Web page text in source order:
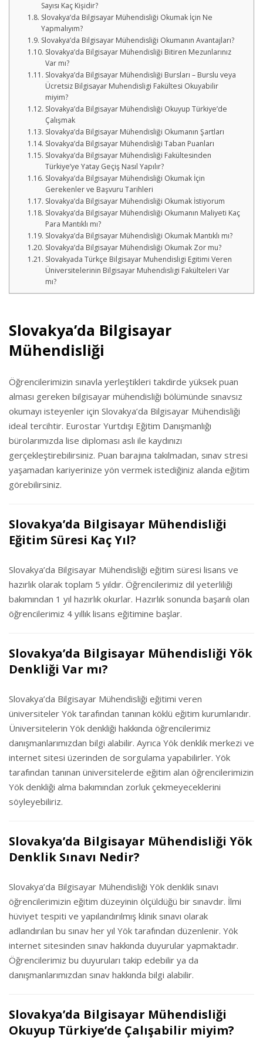
Sayısı Kaç Kişidir?
Slovakya’da Bilgisayar Mühendisliği Okumak İçin Ne
Yapmalıyım?
Slovakya’da Bilgisayar Mühendisliği Okumanın Avantajları?
Slovakya’da Bilgisayar Mühendisliği Bitiren Mezunlarınız
Var mı?
Slovakya’da Bilgisayar Mühendisliği Bursları – Burslu veya
Ücretsiz Bilgisayar Muhendisligi Fakültesi Okuyabilir
miyim?
Slovakya’da Bilgisayar Mühendisliği Okuyup Türkiye’de
Çalışmak
Slovakya’da Bilgisayar Mühendisliği Okumanın Şartları
Slovakya’da Bilgisayar Mühendisliği Taban Puanları
Slovakya’da Bilgisayar Mühendisliği Fakültesinden
Türkiye’ye Yatay Geçiş Nasıl Yapılır?
Slovakya’da Bilgisayar Mühendisliği Okumak İçin
Gerekenler ve Başvuru Tarihleri
Slovakya’da Bilgisayar Mühendisliği Okumak İstiyorum
Slovakya’da Bilgisayar Mühendisliği Okumanın Maliyeti Kaç
Para Mantıklı mı?
Slovakya’da Bilgisayar Mühendisliği Okumak Mantıklı mı?
Slovakya’da Bilgisayar Mühendisliği Okumak Zor mu?
Slovakyada Türkçe Bilgisayar Muhendisligi Egitimi Veren
Üniversitelerinin Bilgisayar Muhendisligi Fakülteleri Var
mı?
Slovakya’da Bilgisayar
Mühendisliği
Öğrencilerimizin sınavla yerleştikleri takdirde yüksek puan
alması gereken bilgisayar mühendisliği bölümünde sınavsız
okumayı isteyenler için Slovakya’da Bilgisayar Mühendisliği
ideal tercihtir. Eurostar Yurtdışı Eğitim Danışmanlığı
bürolarımızda lise diploması aslı ile kaydınızı
gerçekleştirebilirsiniz. Puan barajına takılmadan, sınav stresi
yaşamadan kariyerinize yön vermek istediğiniz alanda eğitim
görebilirsiniz.
Slovakya’da Bilgisayar Mühendisliği
Eğitim Süresi Kaç Yıl?
Slovakya’da Bilgisayar Mühendisliği eğitim süresi lisans ve
hazırlık olarak toplam 5 yıldır. Öğrencilerimiz dil yeterliliği
bakımından 1 yıl hazırlık okurlar. Hazırlık sonunda başarılı olan
öğrencilerimiz 4 yıllık lisans eğitimine başlar.
Slovakya’da Bilgisayar Mühendisliği Yök
Denkliği Var mı?
Slovakya’da Bilgisayar Mühendisliği eğitimi veren
üniversiteler Yök tarafından tanınan köklü eğitim kurumlarıdır.
Üniversitelerin Yök denkliği hakkında öğrencilerimiz
danışmanlarımızdan bilgi alabilir. Ayrıca Yök denklik merkezi ve
internet sitesi üzerinden de sorgulama yapabilirler. Yök
tarafından tanınan üniversitelerde eğitim alan öğrencilerimizin
Yök denkliği alma bakımından zorluk çekmeyeceklerini
söyleyebiliriz.
Slovakya’da Bilgisayar Mühendisliği Yök
Denklik Sınavı Nedir?
Slovakya’da Bilgisayar Mühendisliği Yök denklik sınavı
öğrencilerimizin eğitim düzeyinin ölçüldüğü bir sınavdır. İlmi
hüviyet tespiti ve yapılandırılmış klinik sınavı olarak
adlandırılan bu sınav her yıl Yök tarafından düzenlenir. Yök
internet sitesinden sınav hakkında duyurular yapmaktadır.
Öğrencilerimiz bu duyuruları takip edebilir ya da
danışmanlarımızdan sınav hakkında bilgi alabilir.
Slovakya’da Bilgisayar Mühendisliği
Okuyup Türkiye’de Çalışabilir miyim?